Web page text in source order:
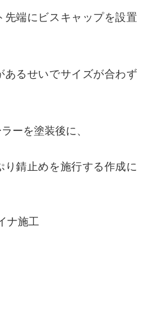
先端にビスキャップを設置
あるせいでサイズが合わず
ーを塗装後に、
り錆止めを施行する作成に
ナ施工